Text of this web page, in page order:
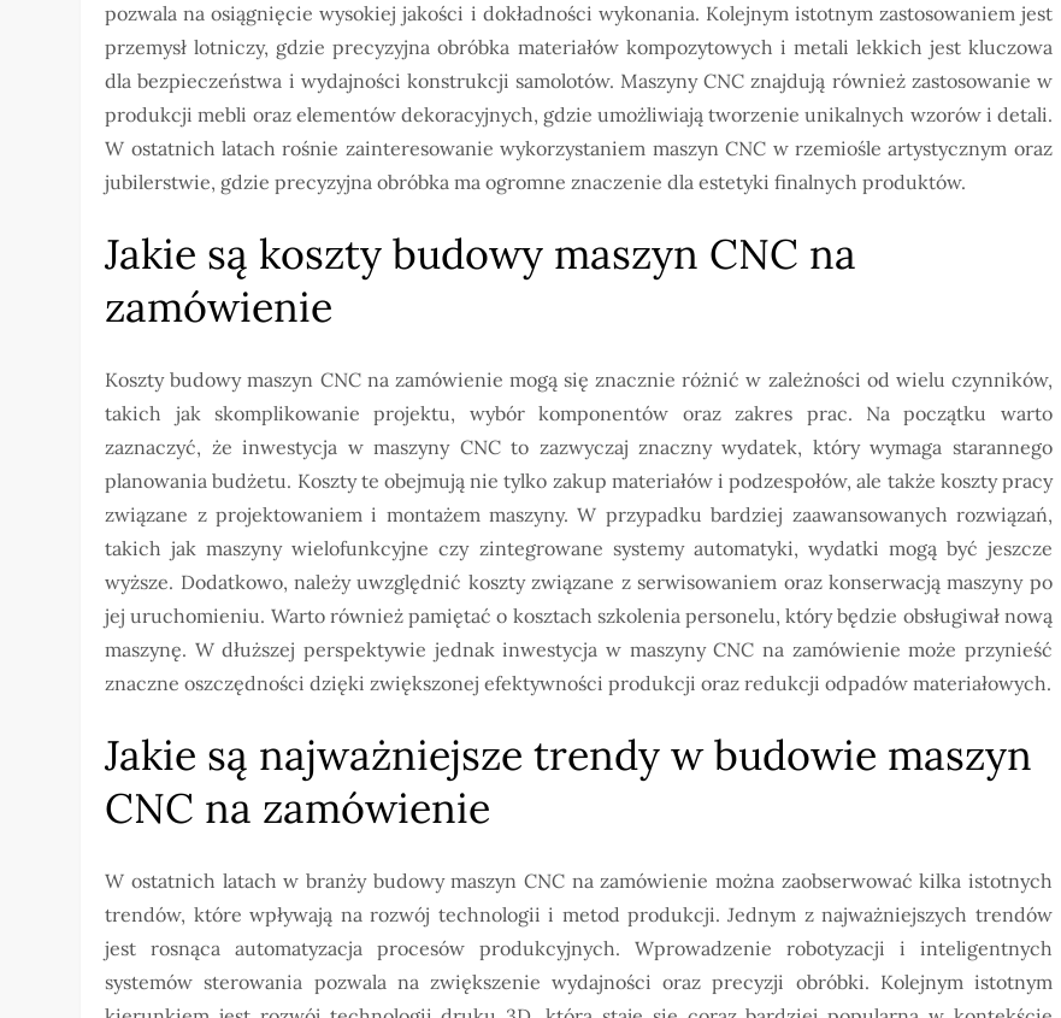
pozwala na osiągnięcie wysokiej jakości i dokładności wykonania. Kolejnym istotnym zastosowaniem jest
przemysł lotniczy, gdzie precyzyjna obróbka materiałów kompozytowych i metali lekkich jest kluczowa
dla bezpieczeństwa i wydajności konstrukcji samolotów. Maszyny CNC znajdują również zastosowanie w
produkcji mebli oraz elementów dekoracyjnych, gdzie umożliwiają tworzenie unikalnych wzorów i detali.
W ostatnich latach rośnie zainteresowanie wykorzystaniem maszyn CNC w rzemiośle artystycznym oraz
jubilerstwie, gdzie precyzyjna obróbka ma ogromne znaczenie dla estetyki finalnych produktów.
Jakie są koszty budowy maszyn CNC na
zamówienie
Koszty budowy maszyn CNC na zamówienie mogą się znacznie różnić w zależności od wielu czynników,
takich jak skomplikowanie projektu, wybór komponentów oraz zakres prac. Na początku warto
zaznaczyć, że inwestycja w maszyny CNC to zazwyczaj znaczny wydatek, który wymaga starannego
planowania budżetu. Koszty te obejmują nie tylko zakup materiałów i podzespołów, ale także koszty pracy
związane z projektowaniem i montażem maszyny. W przypadku bardziej zaawansowanych rozwiązań,
takich jak maszyny wielofunkcyjne czy zintegrowane systemy automatyki, wydatki mogą być jeszcze
wyższe. Dodatkowo, należy uwzględnić koszty związane z serwisowaniem oraz konserwacją maszyny po
jej uruchomieniu. Warto również pamiętać o kosztach szkolenia personelu, który będzie obsługiwał nową
maszynę. W dłuższej perspektywie jednak inwestycja w maszyny CNC na zamówienie może przynieść
znaczne oszczędności dzięki zwiększonej efektywności produkcji oraz redukcji odpadów materiałowych.
Jakie są najważniejsze trendy w budowie maszyn
CNC na zamówienie
W ostatnich latach w branży budowy maszyn CNC na zamówienie można zaobserwować kilka istotnych
trendów, które wpływają na rozwój technologii i metod produkcji. Jednym z najważniejszych trendów
jest rosnąca automatyzacja procesów produkcyjnych. Wprowadzenie robotyzacji i inteligentnych
systemów sterowania pozwala na zwiększenie wydajności oraz precyzji obróbki. Kolejnym istotnym